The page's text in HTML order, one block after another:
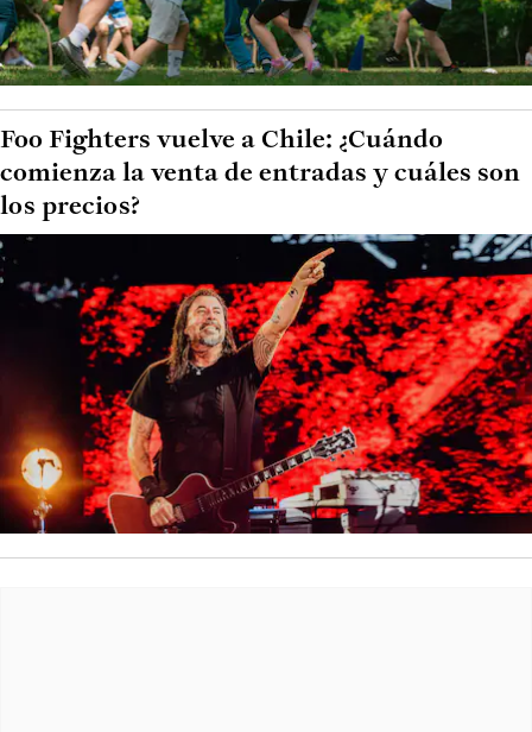
Foo Fighters vuelve a Chile: ¿Cuándo
comienza la venta de entradas y cuáles son
los precios?